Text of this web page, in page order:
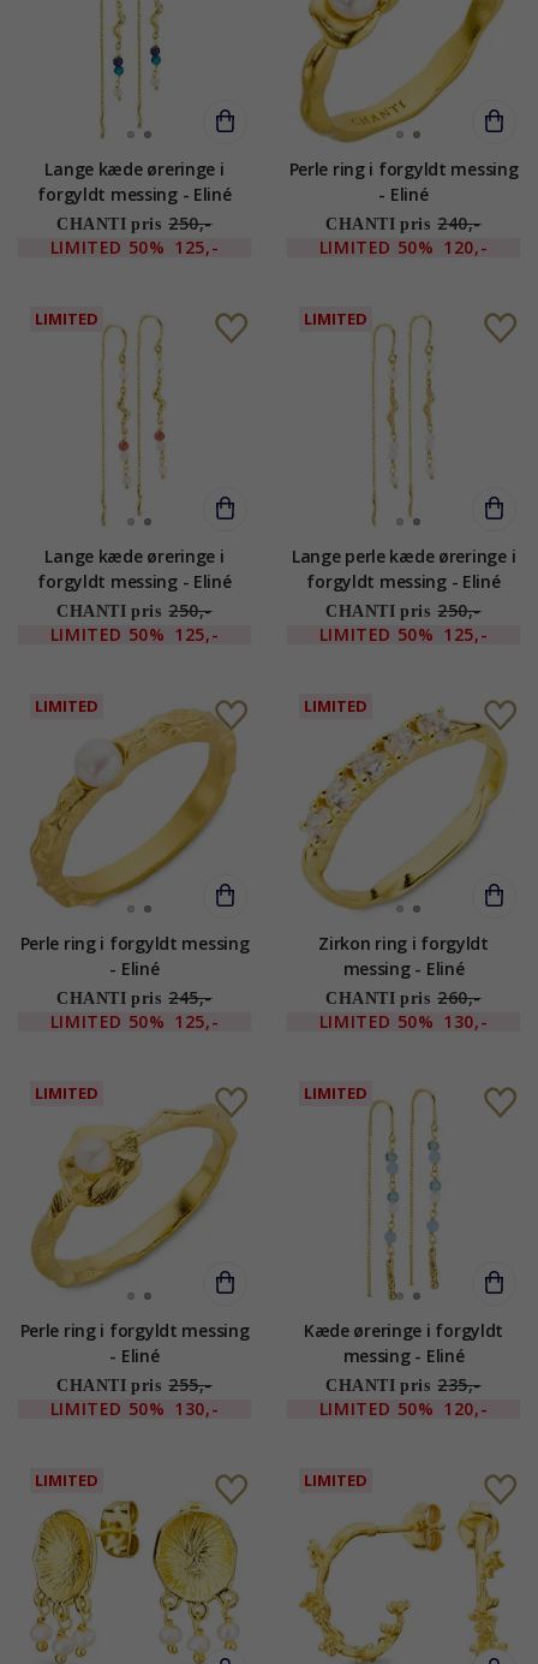
Lange kæde øreringe i
forgyldt messing - Eliné
CHANTI pris 250,-
LIMITED 50% 125,-
Perle ring i forgyldt messing
- Eliné
CHANTI pris 240,-
LIMITED 50% 120,-
LIMITED
Lange kæde øreringe i
forgyldt messing - Eliné
CHANTI pris 250,-
LIMITED 50% 125,-
LIMITED
Lange perle kæde øreringe i
forgyldt messing - Eliné
CHANTI pris 250,-
LIMITED 50% 125,-
LIMITED
Perle ring i forgyldt messing
- Eliné
CHANTI pris 245,-
LIMITED 50% 125,-
LIMITED
Zirkon ring i forgyldt
messing - Eliné
CHANTI pris 260,-
LIMITED 50% 130,-
LIMITED
Perle ring i forgyldt messing
- Eliné
CHANTI pris 255,-
LIMITED 50% 130,-
LIMITED
Kæde øreringe i forgyldt
messing - Eliné
CHANTI pris 235,-
LIMITED 50% 120,-
LIMITED LIMITED